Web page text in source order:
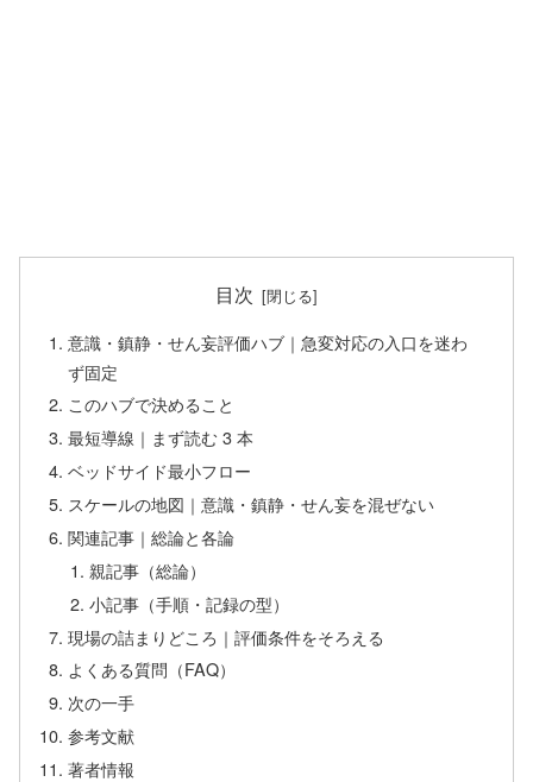
目次
意識・鎮静・せん妄評価ハブ｜急変対応の入口を迷わ
ず固定
このハブで決めること
最短導線｜まず読む 3 本
ベッドサイド最小フロー
スケールの地図｜意識・鎮静・せん妄を混ぜない
関連記事｜総論と各論
親記事（総論）
小記事（手順・記録の型）
現場の詰まりどころ｜評価条件をそろえる
よくある質問（FAQ）
次の一手
参考文献
著者情報